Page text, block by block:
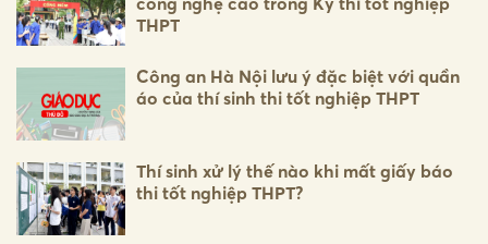
THPT
Công an Hà Nội lưu ý đặc biệt với quần
áo của thí sinh thi tốt nghiệp THPT
Thí sinh xử lý thế nào khi mất giấy báo
thi tốt nghiệp THPT?